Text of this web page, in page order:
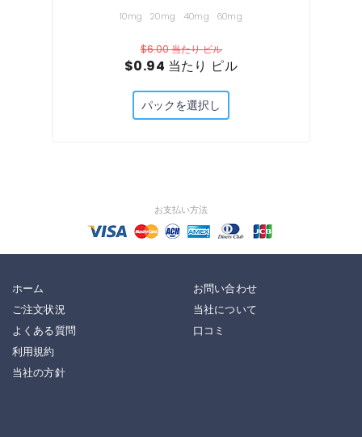
10mg 20mg 40mg 60mg
$6.00当たり ピル
$0.94 当たり ピル
パックを選択し
お支払い方法
ホーム
ご注文状況
よくある質問
お問い合わせ
当社について
口コミ
利用規約
当社の方針